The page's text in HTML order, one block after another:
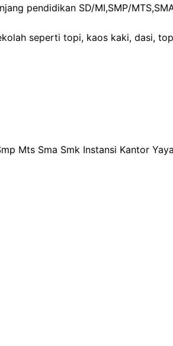
pendidikan SD/MI,SMP/
seperti topi, kaos kaki, dasi,
Mts Sma Smk Instansi Kantor